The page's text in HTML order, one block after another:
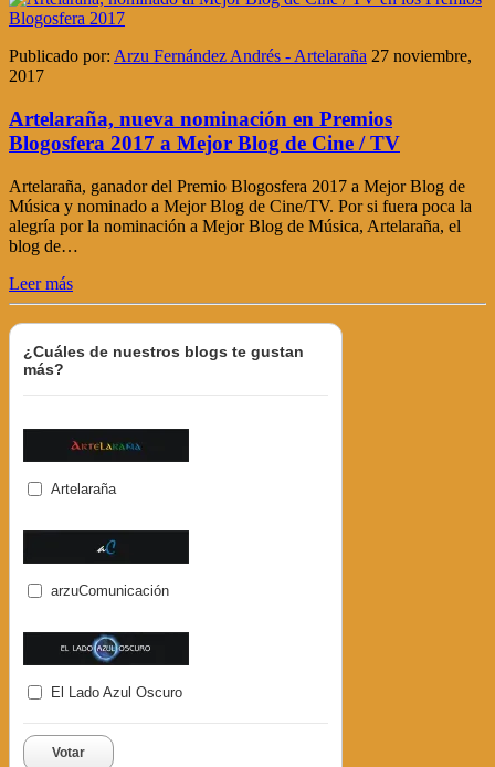
Publicado por: Arzu Fernández Andrés - Artelaraña 27 noviembre,
2017
Artelaraña, nueva nominación en Premios
Blogosfera 2017 a Mejor Blog de Cine / TV
Artelaraña, ganador del Premio Blogosfera 2017 a Mejor Blog de
Música y nominado a Mejor Blog de Cine/TV. Por si fuera poca la
alegría por la nominación a Mejor Blog de Música, Artelaraña, el
blog de…
Leer más
¿Cuáles de nuestros blogs te gustan
más?
Artelaraña
arzuComunicación
El Lado Azul Oscuro
Votar